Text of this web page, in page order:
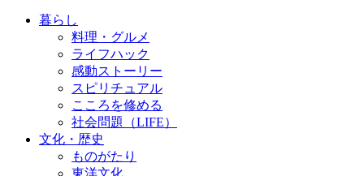
暮らし
料理・グルメ
ライフハック
感動ストーリー
スピリチュアル
こころを修める
社会問題（LIFE）
文化・歴史
ものがたり